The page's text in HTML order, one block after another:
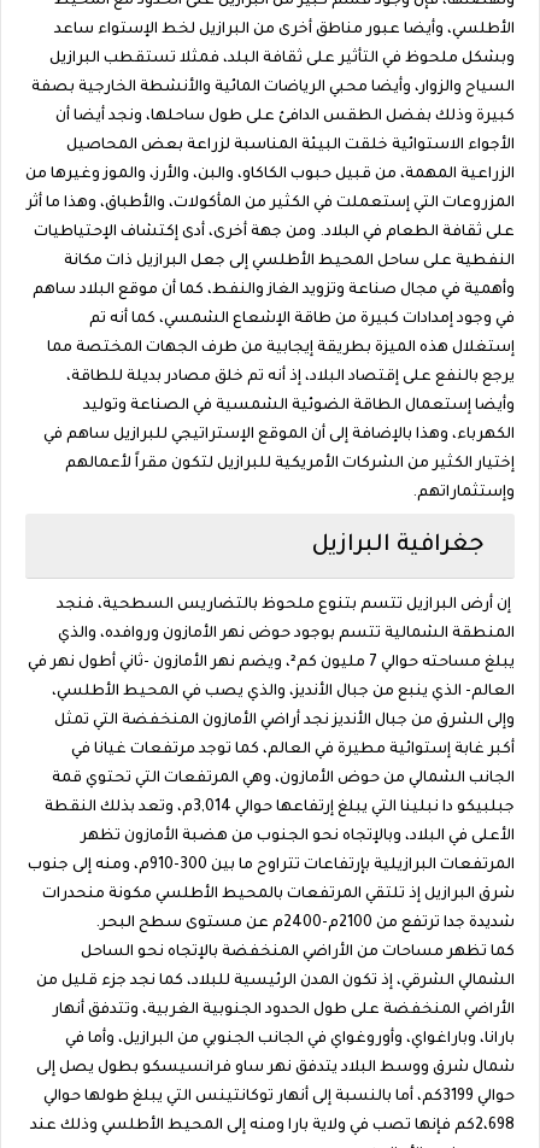
الأطلسي، وأيضا عبور مناطق أخرى من البرازيل لخط الإستواء ساعد
وبشكل ملحوظ في التأثير على ثقافة البلد، فمثلا تستقطب البرازيل
السياح والزوار، وأيضا محبي الرياضات المائية والأنشطة الخارجية بصفة
كبيرة وذلك بفضل الطقس الدافئ على طول ساحلها، ونجد أيضا أن
الأجواء الاستوائية خلقت البيئة المناسبة لزراعة بعض المحاصيل
الزراعية المهمة، من قبيل حبوب الكاكاو، والبن، والأرز، والموز وغيرها من
المزروعات التي إستعملت في الكثير من المأكولات، والأطباق، وهذا ما أثر
على ثقافة الطعام في البلاد. ومن جهة أخرى، أدى إكتشاف الإحتياطيات
النفطية على ساحل المحيط الأطلسي إلى جعل البرازيل ذات مكانة
وأهمية في مجال صناعة وتزويد الغاز والنفط، كما أن موقع البلاد ساهم
في وجود إمدادات كبيرة من طاقة الإشعاع الشمسي، كما أنه تم
إستغلال هذه الميزة بطريقة إيجابية من طرف الجهات المختصة مما
يرجع بالنفع على إقتصاد البلاد، إذ أنه تم خلق مصادر بديلة للطاقة،
وأيضا إستعمال الطاقة الضوئية الشمسية في الصناعة وتوليد
الكهرباء، وهذا بالإضافة إلى أن الموقع الإستراتيجي للبرازيل ساهم في
إختيار الكثير من الشركات الأمريكية للبرازيل لتكون مقراً لأعمالهم
وإستثماراتهم.
جغرافية البرازيل
إن أرض البرازيل تتسم بتنوع ملحوظ بالتضاريس السطحية، فنجد
المنطقة الشمالية تتسم بوجود حوض نهر الأمازون وروافده، والذي
يبلغ مساحته حوالي 7 مليون كم²، ويضم نهر الأمازون -ثاني أطول نهر في
العالم- الذي ينبع من جبال الأنديز، والذي يصب في المحيط الأطلسي،
وإلى الشرق من جبال الأنديز نجد أراضي الأمازون المنخفضة التي تمثل
أكبر غابة إستوائية مطيرة في العالم، كما توجد مرتفعات غيانا في
الجانب الشمالي من حوض الأمازون، وهي المرتفعات التي تحتوي قمة
جبلبيكو دا نبلينا التي يبلغ إرتفاعها حوالي 3,014م، وتعد بذلك النقطة
الأعلى في البلاد، وبالإتجاه نحو الجنوب من هضبة الأمازون تظهر
المرتفعات البرازيلية بإرتفاعات تتراوح ما بين 300-910م، ومنه إلى جنوب
شرق البرازيل إذ تلتقي المرتفعات بالمحيط الأطلسي مكونة منحدرات
شديدة جدا ترتفع من 2100م-2400م عن مستوى سطح البحر.
كما تظهر مساحات من الأراضي المنخفضة بالإتجاه نحو الساحل
الشمالي الشرقي، إذ تكون المدن الرئيسية للبلاد، كما نجد جزء قليل من
الأراضي المنخفضة على طول الحدود الجنوبية الغربية، وتتدفق أنهار
بارانا، وباراغواي، وأوروغواي في الجانب الجنوبي من البرازيل، وأما في
شمال شرق ووسط البلاد يتدفق نهر ساو فرانسيسكو بطول يصل إلى
حوالي 3199كم، أما بالنسبة إلى أنهار توكانتينس التي يبلغ طولها حوالي
2،698كم فإنها تصب في ولاية بارا ومنه إلى المحيط الأطلسي وذلك عند